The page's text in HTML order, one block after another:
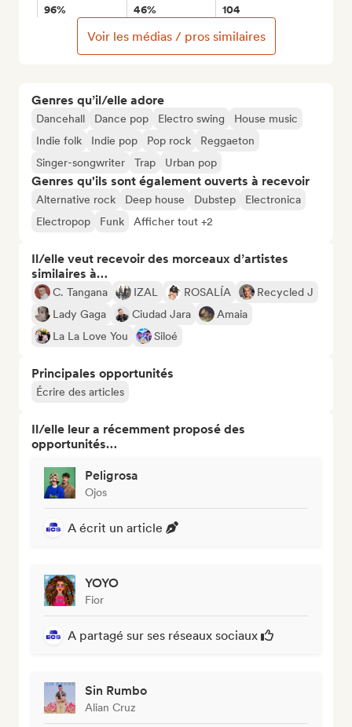
Genres qu’il/elle adore
Dancehall Dance pop Electro swing
House music
Indie folk
Indie pop Pop rock
Reggaeton
Singer-songwriter
Trap Urban pop
Genres qu'ils sont également ouverts à recevoir
Alternative rock Deep house Dubstep
Electronica
Electropop
Funk Afficher tout +2
Il/elle veut recevoir des morceaux d’artistes
similaires à…
C. Tangana IZAL ROSALÍA
Recycled J
Lady Gaga
Ciudad Jara
Amaia
La La Love You
Siloé
Principales opportunités
Écrire des articles
Il/elle leur a récemment proposé des
opportunités…
Peligrosa
Ojos
A écrit un article
YOYO
Fior
A partagé sur ses réseaux sociaux
Sin Rumbo
Alian Cruz
96% 46% 104
Voir les médias / pros similaires